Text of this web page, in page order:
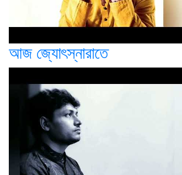
আজ জ্যোৎস্নারাতে